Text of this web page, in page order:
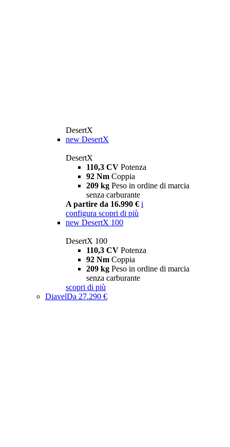
DesertX
new DesertX
DesertX
110,3 CV Potenza
92 Nm Coppia
209 kg Peso in ordine di marcia
senza carburante
A partire da 16.990 € i
configura scopri di più
new DesertX 100
DesertX 100
110,3 CV Potenza
92 Nm Coppia
209 kg Peso in ordine di marcia
senza carburante
scopri di più
DiavelDa 27.290 €